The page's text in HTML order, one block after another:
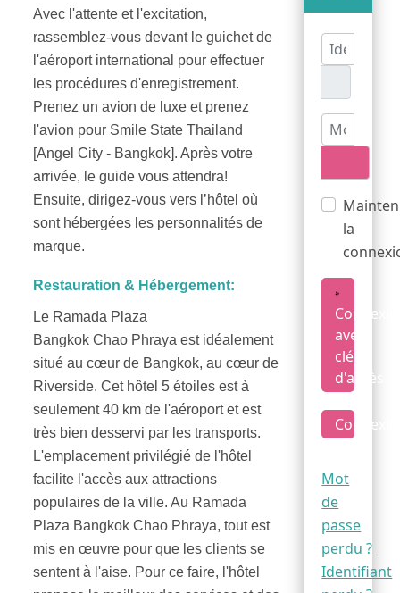
Avec l'attente et l'excitation,
rassemblez-vous devant le guichet de
l'aéroport international pour effectuer
les procédures d'enregistrement.
Prenez un avion de luxe et prenez
l'avion pour Smile State Thailand
[Angel City - Bangkok]. Après votre
arrivée, le guide vous attendra!
Ensuite, dirigez-vous vers l’hôtel où
sont hébergées les personnalités de
marque.
Restauration & Hébergement:
Le Ramada Plaza
Bangkok Chao Phraya est idéalement
situé au cœur de Bangkok, au cœur de
Riverside. Cet hôtel 5 étoiles est à
seulement 40 km de l'aéroport et est
très bien desservi par les transports.
L'emplacement privilégié de l'hôtel
facilite l'accès aux attractions
populaires de la ville. Au Ramada
Plaza Bangkok Chao Phraya, tout est
mis en œuvre pour que les clients se
sentent à l'aise. Pour ce faire, l'hôtel
Identifiant
Mot de
la
avec
clé
d'accès
Mot
de
passe
perdu ?
Identifiant